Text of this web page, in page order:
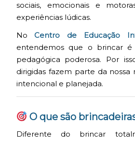
sociais, emocionais e
experiências lúdicas.
No Centro de Educação
entendemos que o brincar é
pedagógica poderosa. Por
dirigidas fazem parte da nossa
intencional e planejada.
O que são
Diferente do brincar